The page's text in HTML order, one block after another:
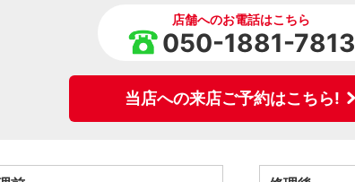
店舗へのお電話はこちら
050-1881-7813
当店への来店ご予約はこちら!